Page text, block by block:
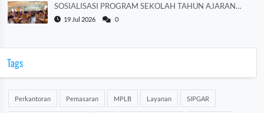
SOSIALISASI PROGRAM SEKOLAH TAHUN AJARAN
2026/2027
19 Jul 2026 0
Tags
Perkantoran Pemasaran MPLB Layanan SIPGAR